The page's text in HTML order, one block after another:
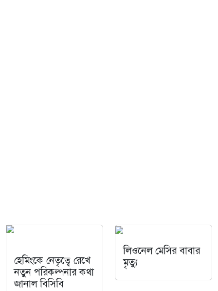
হেমিংকে নেতৃত্বে রেখে
নতুন পরিকল্পনার কথা
জানাল বিসিবি
লিওনেল মেসির বাবার
মৃত্যু